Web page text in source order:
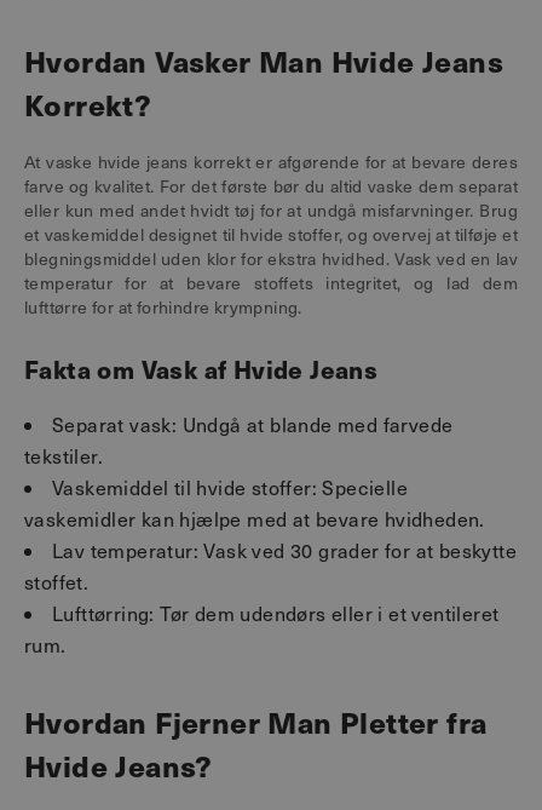
Hvordan Vasker Man Hvide Jeans
Korrekt?
At vaske hvide jeans korrekt er afgørende for at bevare deres
farve og kvalitet. For det første bør du altid vaske dem separat
eller kun med andet hvidt tøj for at undgå misfarvninger. Brug
et vaskemiddel designet til hvide stoffer, og overvej at tilføje et
blegningsmiddel uden klor for ekstra hvidhed. Vask ved en lav
temperatur for at bevare stoffets integritet, og lad dem
lufttørre for at forhindre krympning.
Fakta om Vask af Hvide Jeans
Separat vask: Undgå at blande med farvede
tekstiler.
Vaskemiddel til hvide stoffer: Specielle
vaskemidler kan hjælpe med at bevare hvidheden.
Lav temperatur: Vask ved 30 grader for at beskytte
stoffet.
Lufttørring: Tør dem udendørs eller i et ventileret
rum.
Hvordan Fjerner Man Pletter fra
Hvide Jeans?